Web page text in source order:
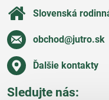
Slovenská
obchod​@jutro​.sk
Ďalšie kontakty
Sledujte nás: